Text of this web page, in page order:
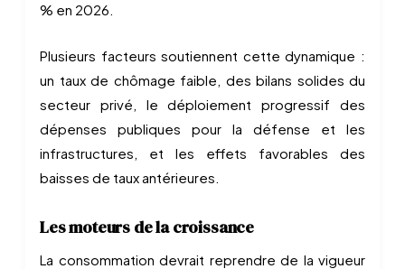
% en 2026.
Plusieurs facteurs soutiennent cette dynamique :
un taux de chômage faible, des bilans solides du
secteur privé, le déploiement progressif des
dépenses publiques pour la défense et les
infrastructures, et les effets favorables des
baisses de taux antérieures.
Les moteurs de la croissance
La consommation devrait reprendre de la vigueur